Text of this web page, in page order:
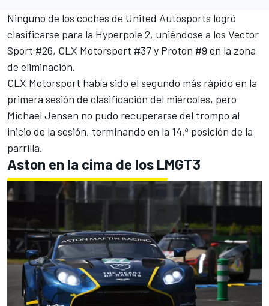
Ninguno de los coches de United Autosports logró
clasificarse para la Hyperpole 2, uniéndose a los Vector
Sport #26, CLX Motorsport #37 y Proton #9 en la zona
de eliminación.
CLX Motorsport había sido el segundo más rápido en la
primera sesión de clasificación del miércoles, pero
Michael Jensen no pudo recuperarse del trompo al
inicio de la sesión, terminando en la 14.ª posición de la
parrilla.
Aston en la cima de los LMGT3